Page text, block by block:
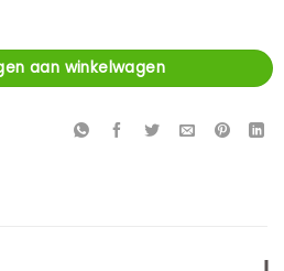
Stof Davis Bliss aantal
aan winkelwagen